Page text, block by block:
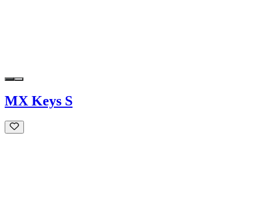
MX Keys S